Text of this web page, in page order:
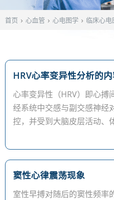
首页 › 心血管 › 心电图学 › 临床心
HRV心率变异性分析的
心率变异性（HRV）即心搏
经系统中交感与副交感神经
控，并受到大脑皮层活动、
窦性心律震荡现象
室性早搏对随后的窦性频率的影